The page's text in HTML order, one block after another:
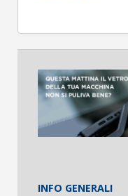
INFO GENERALI